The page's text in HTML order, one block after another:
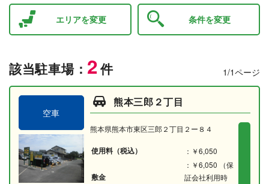
エリアを変更 条件を変更
1/1ページ
該当駐車場： 2件
空車
熊本三郎２丁目
熊本県熊本市東区三郎２丁目２ー８４
使用料（税込） ：￥6,050
敷金
：￥6,050 （保
証会社利用時